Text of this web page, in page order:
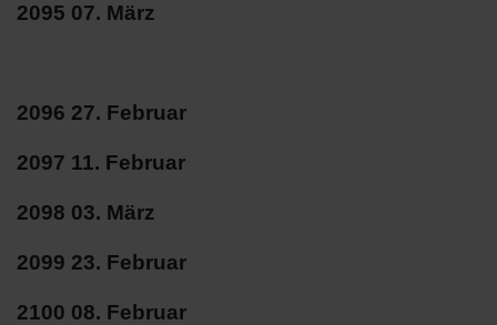
2095 07. März
2096 27. Februar
2097 11. Februar
2098 03. März
2099 23. Februar
2100 08. Februar